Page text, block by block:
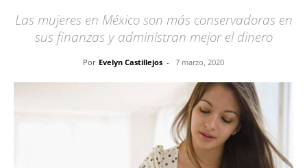
Las mujeres en México son más conservadoras en
sus finanzas y administran mejor el dinero
Por Evelyn Castillejos - 7 marzo, 2020